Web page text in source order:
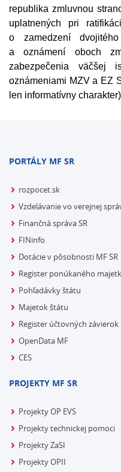
republika zmluvnou
uplatnených pri
o zamedzení
a oznámení oboch
zabezpečenia väčšej
oznámeniami MZV a EZ
len informatívny
PORTÁLY MF SR
rozpocet.sk
Vzdelávanie vo verejnej
Finančná správa SR
FINinfo
Dotácie v pôsobnosti MF SR
Register ponúkaného
Pohľadávky štátu
Majetok štátu
Register účtovných závierok
OpenData MF
CES
PROJEKTY MF SR
Projekty OP EVS
Projekty technickej pomoci
Projekty ZaSI
Projekty OPII